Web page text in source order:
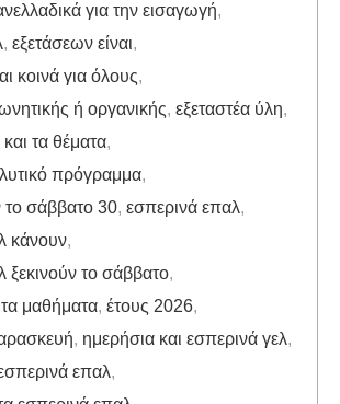
για την εισαγωγή,
, εξετάσεων είναι,
κοινά για όλους,
ή οργανικής, εξεταστέα ύλη,
τα θέματα,
πρόγραμμα,
το σάββατο 30, εσπερινά επαλ,
κάνουν,
ξεκινούν το σάββατο,
μαθήματα, έτους 2026,
, ημερήσια και εσπερινά γελ,
επαλ,